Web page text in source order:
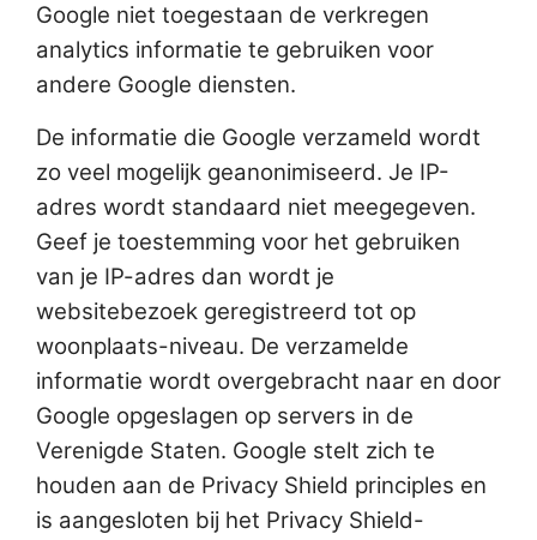
Google niet toegestaan de verkregen
analytics informatie te gebruiken voor
andere Google diensten.
De informatie die Google verzameld wordt
zo veel mogelijk geanonimiseerd. Je IP-
adres wordt standaard niet meegegeven.
Geef je toestemming voor het gebruiken
van je IP-adres dan wordt je
websitebezoek geregistreerd tot op
woonplaats-niveau. De verzamelde
informatie wordt overgebracht naar en door
Google opgeslagen op servers in de
Verenigde Staten. Google stelt zich te
houden aan de Privacy Shield principles en
is aangesloten bij het Privacy Shield-